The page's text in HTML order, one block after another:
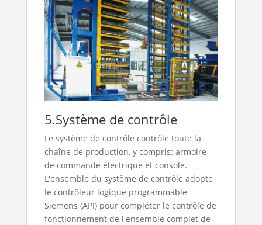
5.Système de contrôle
Le système de contrôle contrôle toute la
chaîne de production, y compris: armoire
de commande électrique et console.
L'ensemble du système de contrôle adopte
le contrôleur logique programmable
Siemens (API) pour compléter le contrôle de
fonctionnement de l'ensemble complet de